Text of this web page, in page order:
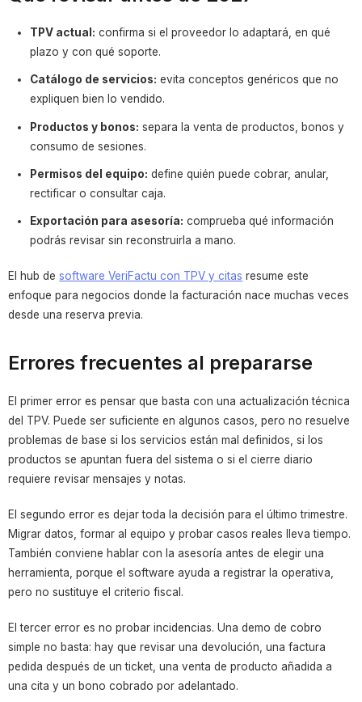
TPV actual: confirma si el proveedor lo adaptará, en qué
plazo y con qué soporte.
Catálogo de servicios: evita conceptos genéricos que no
expliquen bien lo vendido.
Productos y bonos: separa la venta de productos, bonos y
consumo de sesiones.
Permisos del equipo: define quién puede cobrar, anular,
rectificar o consultar caja.
Exportación para asesoría: comprueba qué información
podrás revisar sin reconstruirla a mano.
El hub desoftware VeriFactu con TPV y citas resume este
enfoque para negocios donde la facturación nace muchas veces
desde una reserva previa.
Errores frecuentes al prepararse
El primer error es pensar que basta con una actualización técnica
del TPV. Puede ser suficiente en algunos casos, pero no resuelve
problemas de base si los servicios están mal definidos, si los
productos se apuntan fuera del sistema o si el cierre diario
requiere revisar mensajes y notas.
El segundo error es dejar toda la decisión para el último trimestre.
Migrar datos, formar al equipo y probar casos reales lleva tiempo.
También conviene hablar con la asesoría antes de elegir una
herramienta, porque el software ayuda a registrar la operativa,
pero no sustituye el criterio fiscal.
El tercer error es no probar incidencias. Una demo de cobro
simple no basta: hay que revisar una devolución, una factura
pedida después de un ticket, una venta de producto añadida a
una cita y un bono cobrado por adelantado.